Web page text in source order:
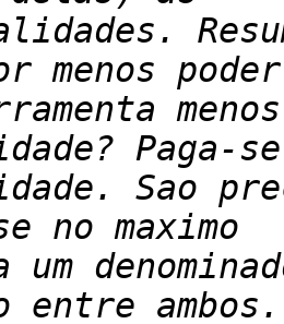
Sao
um